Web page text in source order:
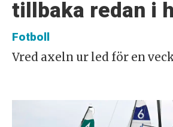
tillbaka redan i
Fotboll
Vred axeln ur led för en